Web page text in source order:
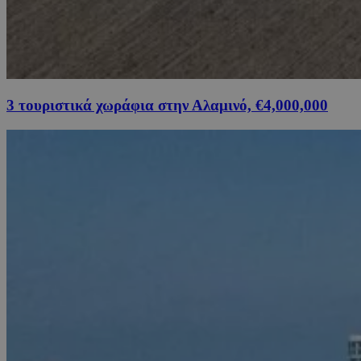
3 τουριστικά χωράφια στην Αλαμινό, €4,000,000